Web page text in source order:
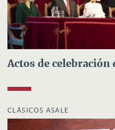
Actos de celebración
CLÁSICOS ASALE